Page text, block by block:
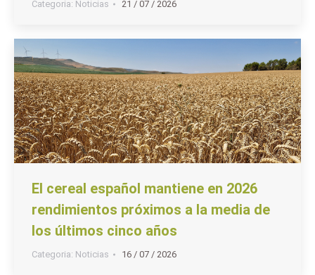
Categoria: Noticias 21 / 07 / 2026
El cereal español mantiene en 2026
rendimientos próximos a la media de
los últimos cinco años
Categoria: Noticias 16 / 07 / 2026